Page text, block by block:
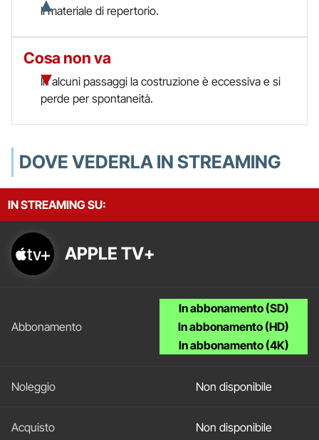
Il materiale di repertorio.
Cosa non va
In alcuni passaggi la costruzione è eccessiva e si
perde per spontaneità.
DOVE VEDERLA IN STREAMING
IN STREAMING SU:
APPLE TV+
In abbonamento (SD)
In abbonamento (HD)
In abbonamento (4K)
Non disponibile
Non disponibile